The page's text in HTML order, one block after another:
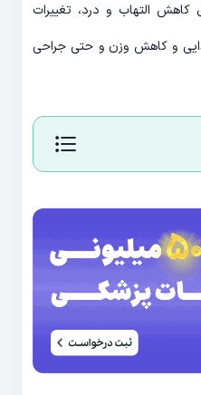
التهاب و درد، تغییرات
و کاهش وزن و حتی جراحی